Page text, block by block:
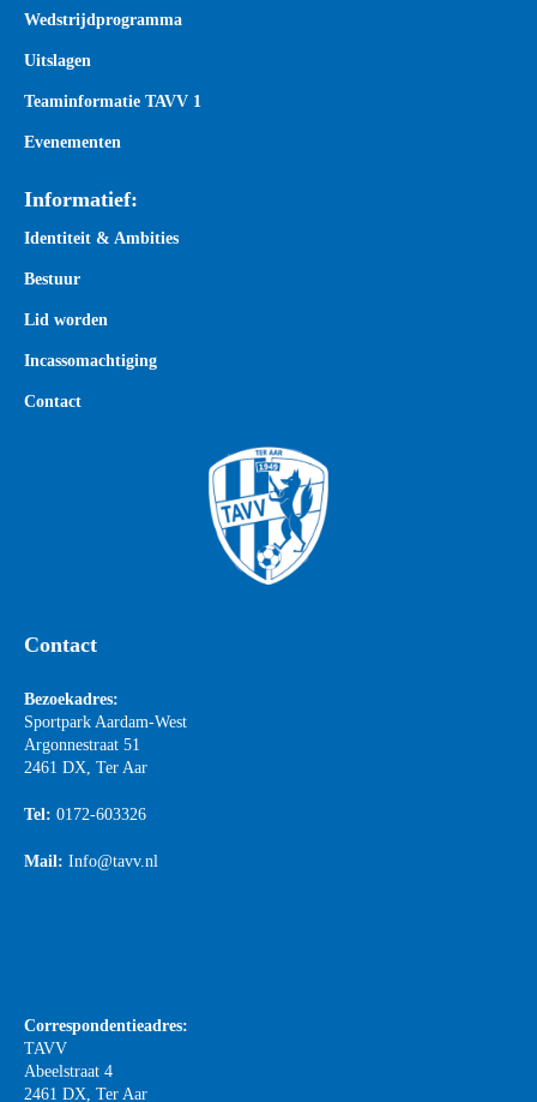
Wedstrijdprogramma
Uitslagen
Teaminformatie TAVV 1
Evenementen
Informatief:
Identiteit & Ambities
Bestuur
Lid worden
Incassomachtiging
Contact
Contact
Bezoekadres:
Sportpark Aardam-West
Argonnestraat 51
2461 DX, Ter Aar
Tel: 0172-603326
Mail: Info@tavv.nl
Correspondentieadres:
TAVV
Abeelstraat 4
2461 DX, Ter Aar